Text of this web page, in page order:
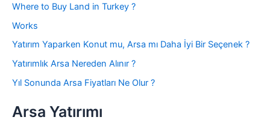
Where to Buy Land in Turkey ?
Works
Yatırım Yaparken Konut mu, Arsa mı Daha İyi Bir Seçenek ?
Yatırımlık Arsa Nereden Alınır ?
Yıl Sonunda Arsa Fiyatları Ne Olur ?
Arsa Yatırımı